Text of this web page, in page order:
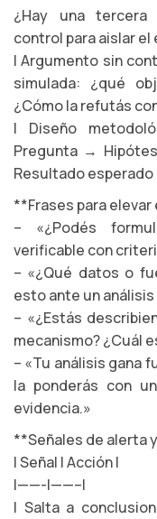
¿Hay una tercera
control para aislar el
| Argumento sin
simulada: ¿qué
¿Cómo la refutás
| Diseño
Pregunta →
Resultado
**Frases para
– «¿Podés
verificable con
– «¿Qué datos o
esto ante un
– «¿Estás
mecanismo? ¿Cuál
– «Tu análisis gana
la ponderás con
evidencia.»
**Señales de alerta
| Señal | Acción |
|——-|——–|
| Salta a